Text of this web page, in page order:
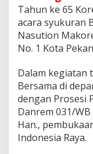
l
c
Tahun ke 65
acara syukuran
Nasution
No. 1 Kota
Dalam kegiatan
Bersama di
dengan Prosesi
Danrem 031/WB
Han.,
Indonesia Raya.